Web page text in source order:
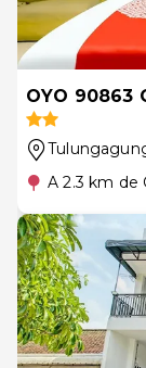
OYO 90863
A 2.3 km de